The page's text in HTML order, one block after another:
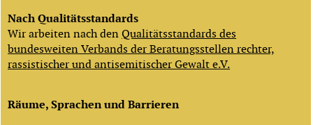
Nach Qualitätsstandards
Wir arbeiten nach denQualitätsstandards des
bundesweiten Verbands der Beratungsstellen rechter,
rassistischer und antisemitischer Gewalt e.V.
Räume, Sprachen und Barrieren